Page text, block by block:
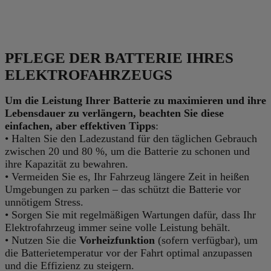
PFLEGE DER BATTERIE IHRES
ELEKTROFAHRZEUGS
Um die Leistung Ihrer Batterie zu maximieren und ihre
Lebensdauer zu verlängern, beachten Sie diese
einfachen, aber effektiven Tipps:
• Halten Sie den Ladezustand für den täglichen Gebrauch
zwischen 20 und 80 %, um die Batterie zu schonen und
ihre Kapazität zu bewahren.
• Vermeiden Sie es, Ihr Fahrzeug längere Zeit in heißen
Umgebungen zu parken – das schützt die Batterie vor
unnötigem Stress.
• Sorgen Sie mit regelmäßigen Wartungen dafür, dass Ihr
Elektrofahrzeug immer seine volle Leistung behält.
• Nutzen Sie die Vorheizfunktion (sofern verfügbar), um
die Batterietemperatur vor der Fahrt optimal anzupassen
und die Effizienz zu steigern.